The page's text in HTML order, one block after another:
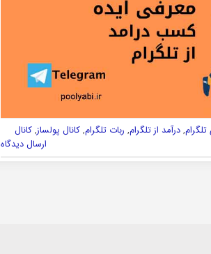
,درآمد از تلگرام, ربات تلگرام,کانال پولساز,کانال
ارسال دیدگاه